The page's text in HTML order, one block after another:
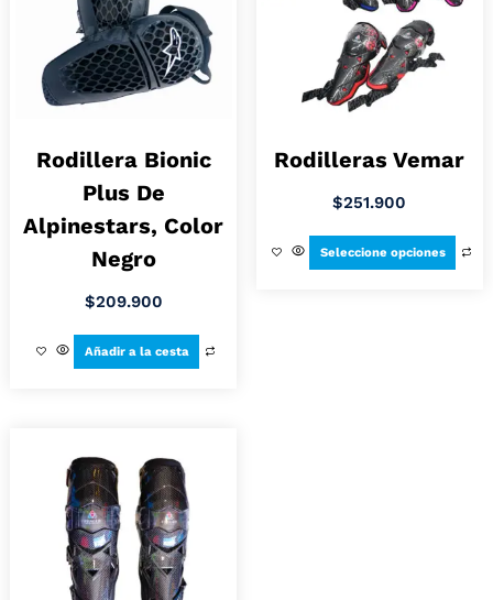
Rodillera Bionic
Plus De
Alpinestars, Color
Negro
$209.900
Añadir a la cesta
Rodilleras Vemar
$251.900
Seleccione opciones